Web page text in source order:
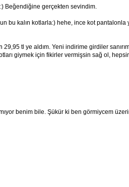
Beğendiğine gerçekten sevindim.
bu kalın kotlarla:) hehe, ince kot pantalonla
29,95 tl ye aldım. Yeni indirime girdiler
giymek için fikirler vermişsin sağ ol,
benim bile. Şükür ki ben görmiycem